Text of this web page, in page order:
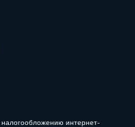
налогообложению интернет-